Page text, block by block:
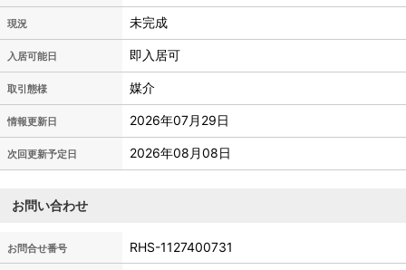
現況 未完成
入居可能日 即入居可
取引態様 媒介
情報更新日 2026年07月29日
次回更新予定日 2026年08月08日
お問い合わせ
お問合せ番号 RHS-1127400731